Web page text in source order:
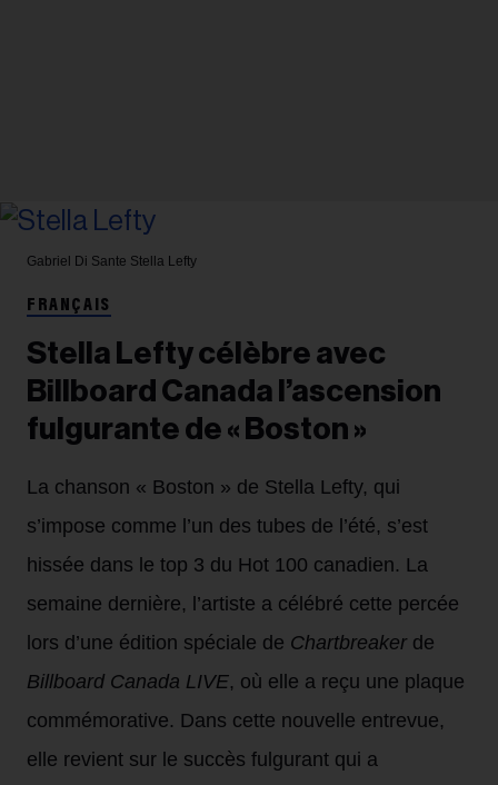
Gabriel Di Sante Stella Lefty
FRANÇAIS
Stella Lefty célèbre avec
Billboard Canada l’ascension
fulgurante de « Boston »
La chanson « Boston » de Stella Lefty, qui
s’impose comme l’un des tubes de l’été, s’est
hissée dans le top 3 du Hot 100 canadien. La
semaine dernière, l’artiste a célébré cette percée
lors d’une édition spéciale de Chartbreaker de
Billboard Canada LIVE, où elle a reçu une plaque
commémorative. Dans cette nouvelle entrevue,
elle revient sur le succès fulgurant qui a